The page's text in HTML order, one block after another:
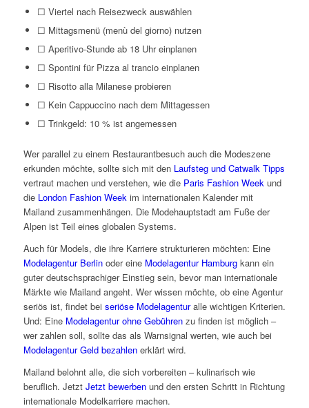
☐ Viertel nach Reisezweck auswählen
☐ Mittagsmenü (menù del giorno) nutzen
☐ Aperitivo-Stunde ab 18 Uhr einplanen
☐ Spontini für Pizza al trancio einplanen
☐ Risotto alla Milanese probieren
☐ Kein Cappuccino nach dem Mittagessen
☐ Trinkgeld: 10 % ist angemessen
Wer parallel zu einem Restaurantbesuch auch die Modeszene
erkunden möchte, sollte sich mit den Laufsteg und Catwalk Tipps
vertraut machen und verstehen, wie die Paris Fashion Week und
die London Fashion Week im internationalen Kalender mit
Mailand zusammenhängen. Die Modehauptstadt am Fuße der
Alpen ist Teil eines globalen Systems.
Auch für Models, die ihre Karriere strukturieren möchten: Eine
Modelagentur Berlinoder eine Modelagentur Hamburgkann ein
guter deutschsprachiger Einstieg sein, bevor man internationale
Märkte wie Mailand angeht. Wer wissen möchte, ob eine Agentur
seriös ist, findet bei seriöse Modelagenturalle wichtigen Kriterien.
Und: Eine Modelagentur ohne Gebührenzu finden ist möglich –
wer zahlen soll, sollte das als Warnsignal werten, wie auch bei
Modelagentur Geld bezahlenerklärt wird.
Mailand belohnt alle, die sich vorbereiten – kulinarisch wie
beruflich. Jetzt Jetzt bewerbenund den ersten Schritt in Richtung
internationale Modelkarriere machen.